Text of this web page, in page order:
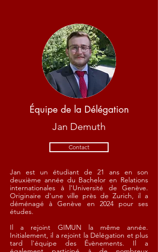
Équipe de la Délégation
Jan Demuth
Contact
Jan est un étudiant de 21 ans en son
deuxième année du Bachelor en Relations
internationales à l'Université de Genève.
Originaire d'une ville près de Zurich, il a
déménagé à Genève en 2024 pour ses
études.
Il a rejoint GIMUN la même année.
Initialement, il a rejoint la Délégation et plus
tard l'équipe des Évènements. Il a